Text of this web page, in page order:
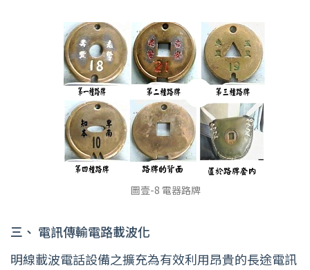
圖壹-8 電器路牌
三、 電訊傳輸電路載波化
明線載波電話設備之擴充為有效利用昂貴的長途電訊